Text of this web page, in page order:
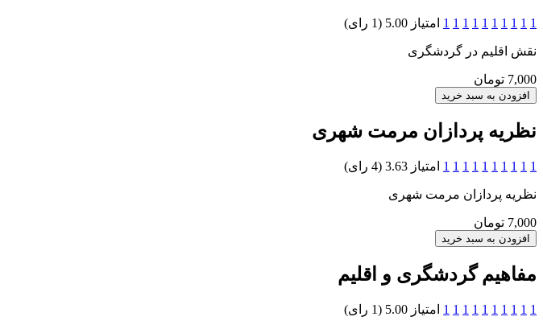
1
1
1
1
1
1
1
1
1
1 امتیاز 5.00 (1 رای)
نقش اقلیم در گردشگری
7,000 تومان
نظریه پردازان مرمت شهری
1
1
1
1
1
1
1
1
1
1 امتیاز 3.63 (4 رای)
نظریه پردازان مرمت شهری
7,000 تومان
مفاهیم گردشگری و اقلیم
1
1
1
1
1
1
1
1
1
1 امتیاز 5.00 (1 رای)